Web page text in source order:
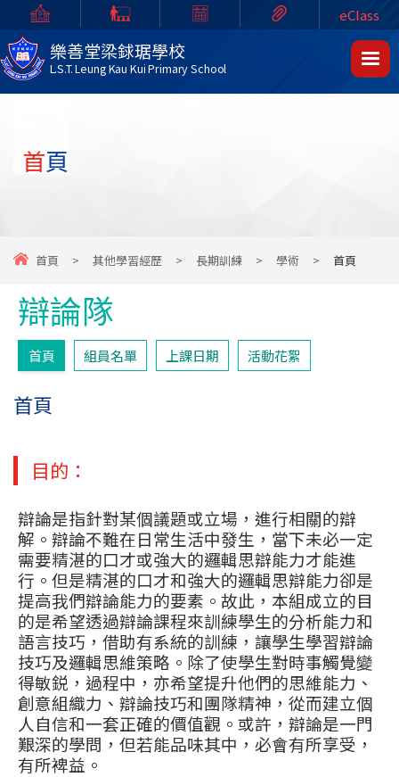
樂善堂梁銶琚學校
L.S.T. Leung Kau Kui Primary School
eClass
首頁
首頁 > 其他學習經歷 > 長期訓練 > 學術 > 首頁
辯論隊
首頁 組員名單 上課日期 活動花絮
首頁
目的：
辯論是指針對某個議題或立場，進行相關的辯
解。辯論不難在日常生活中發生，當下未必一定
需要精湛的口才或強大的邏輯思辯能力才能進
行。但是精湛的口才和強大的邏輯思辯能力卻是
提高我們辯論能力的要素。故此，本組成立的目
的是希望透過辯論課程來訓練學生的分析能力和
語言技巧，借助有系統的訓練，讓學生學習辯論
技巧及邏輯思維策略。除了使學生對時事觸覺變
得敏鋭，過程中，亦希望提升他們的思維能力、
創意組織力、辯論技巧和團隊精神，從而建立個
人自信和一套正確的價值觀。或許，辯論是一門
艱深的學問，但若能品味其中，必會有所享受，
有所裨益。